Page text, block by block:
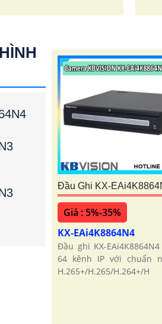
Đầu Ghi KX-
Giá : 5%-35%
KX-EAi4K8864N4
Đầu ghi KX-
64 kênh IP với chuẩn
H.265+/H.265/H.264+/H